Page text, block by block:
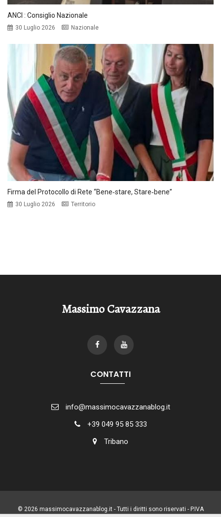
ANCI : Consiglio Nazionale
30 Luglio 2026 Nazionale
Firma del Protocollo di Rete “Bene‑stare, Stare‑bene”
30 Luglio 2026 Territorio
Massimo Cavazzana
CONTATTI
info@massimocavazzanablog.it
+39 049 95 85 333
Tribano
© 2026 massimocavazzanablog.it - Tutti i diritti sono riservati - P.IVA